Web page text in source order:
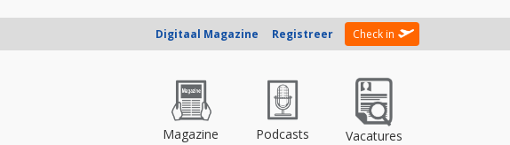
Digitaal Magazine Registreer Check in
Magazine Podcasts Vacatures